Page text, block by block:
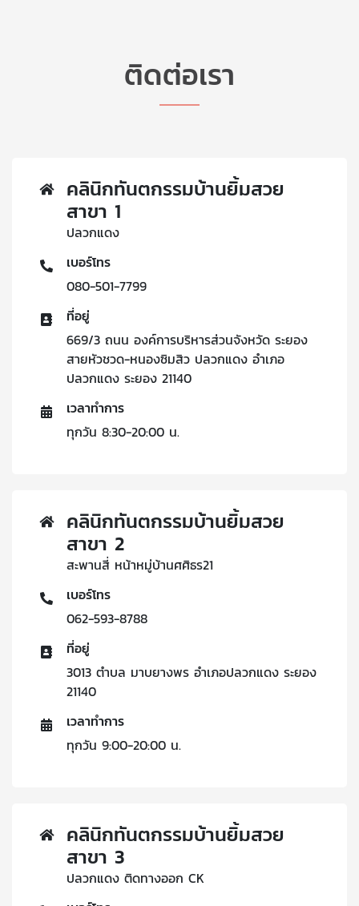
ติดต่อเรา
คลินิกทันตกรรมบ้านยิ้มสวย
สาขา 1
ปลวกแดง
เบอร์โทร
080-501-7799
ที่อยู่
669/3 ถนน องค์การบริหารส่วนจังหวัด ระยอง
สายหัวชวด-หนองซิมสิว ปลวกแดง อำเภอ
ปลวกแดง ระยอง 21140
เวลาทำการ
ทุกวัน 8:30-20:00 น.
คลินิกทันตกรรมบ้านยิ้มสวย
สาขา 2
สะพานสี่ หน้าหมู่บ้านศศิธร21
เบอร์โทร
062-593-8788
ที่อยู่
3013 ตำบล มาบยางพร อำเภอปลวกแดง ระยอง
21140
เวลาทำการ
ทุกวัน 9:00-20:00 น.
คลินิกทันตกรรมบ้านยิ้มสวย
สาขา 3
ปลวกแดง ติดทางออก CK